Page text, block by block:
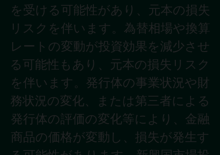
を受ける可能性があり、元本の損失
リスクを伴います。為替相場や換算
レートの変動が投資効果を減少させ
る可能性もあり、元本の損失リスク
を伴います。発行体の事業状況や財
務状況の変化、または第三者による
発行体の評価の変化等により、金融
商品の価格が変動し、損失が発生す